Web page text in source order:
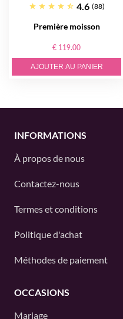
4.6 (88)
Première moisson
€ 119.00
AJOUTER AU PANIER
INFORMATIONS
À propos de nous
Contactez-nous
Termes et conditions
Politique d'achat
Méthodes de paiement
OCCASIONS
Mariage